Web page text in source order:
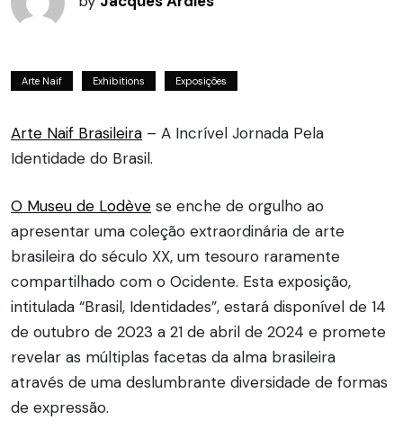
Arte Naif Exhibitions Exposições
Arte Naif Brasileira – A Incrível Jornada Pela
Identidade do Brasil.
O Museu de Lodève se enche de orgulho ao
apresentar uma coleção extraordinária de arte
brasileira do século XX, um tesouro raramente
compartilhado com o Ocidente. Esta exposição,
intitulada “Brasil, Identidades”, estará disponível de 14
de outubro de 2023 a 21 de abril de 2024 e promete
revelar as múltiplas facetas da alma brasileira
através de uma deslumbrante diversidade de formas
de expressão.